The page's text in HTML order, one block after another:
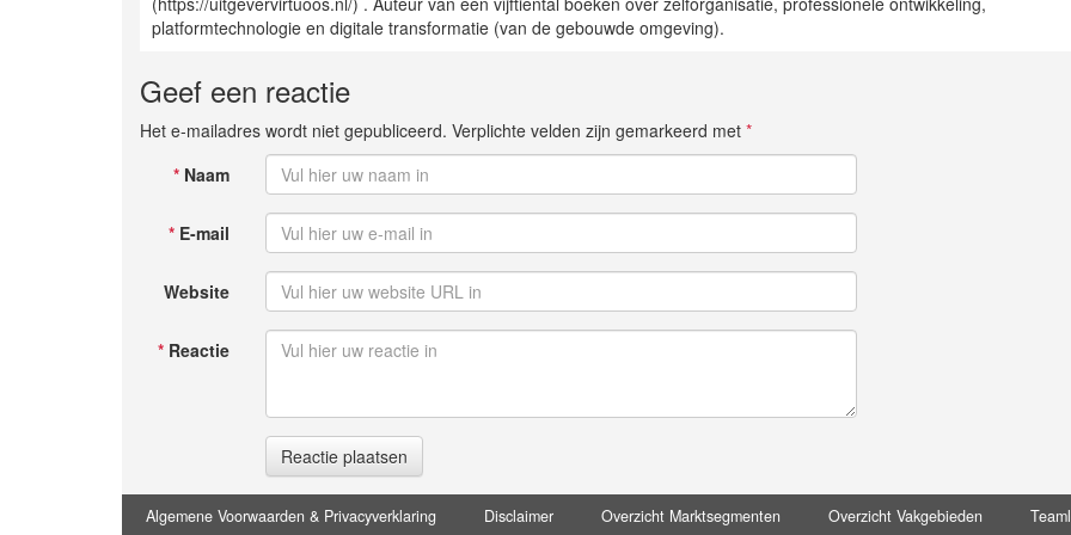
platformtechnologie en digitale transformatie (van de gebouwde omgeving).
Geef een reactie
Het e-mailadres wordt niet gepubliceerd. Verplichte velden zijn gemarkeerd met *
* Naam
* E-mail
Website
* Reactie
Reactie plaatsen
Algemene Voorwaarden & Privacyverklaring Disclaimer Overzicht Marktsegmenten Overzicht Vakgebieden